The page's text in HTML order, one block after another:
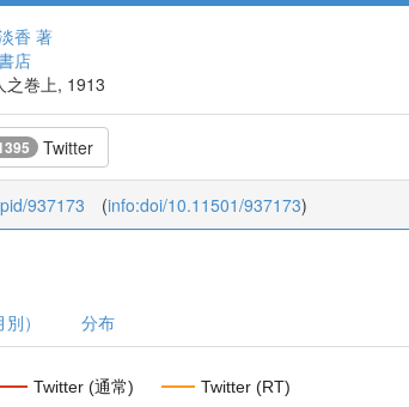
香 著
店
之巻上, 1913
Twitter
937173 (info:doi/10.11501/937173)
） 分布
Twitter (通常) Twitter (RT)